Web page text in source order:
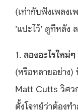
(เท่ากับฟังเพลง
’แปะไว้’ ดูทีหลัง
1. ลองอะไรใหม่
(หรือหลายอย่าง)
Matt Cutts วิศว
ตั้งโจทย์ว่าต้องท